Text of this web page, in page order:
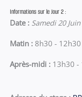
Informations sur le Jour 2 :
Date : Samedi 20
Matin : 8h30 - 12h30
Après-midi : 13h30 -